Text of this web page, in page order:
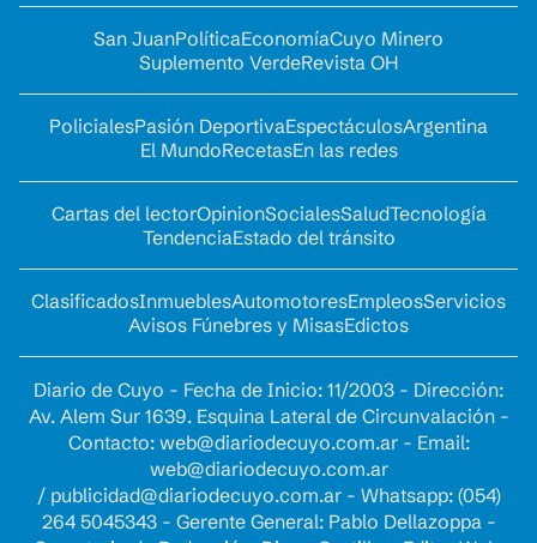
San JuanPolíticaEconomíaCuyo Minero
Suplemento VerdeRevista OH
PolicialesPasión DeportivaEspectáculosArgentina
El MundoRecetasEn las redes
Cartas del lectorOpinionSocialesSaludTecnología
TendenciaEstado del tránsito
ClasificadosInmueblesAutomotoresEmpleosServicios
Avisos Fúnebres y MisasEdictos
Diario de Cuyo - Fecha de Inicio: 11/2003 - Dirección:
Av. Alem Sur 1639. Esquina Lateral de Circunvalación -
Contacto: web@diariodecuyo.com.ar- Email:
web@diariodecuyo.com.ar
/ publicidad@diariodecuyo.com.ar- Whatsapp: (054)
264 5045343 - Gerente General: Pablo Dellazoppa -